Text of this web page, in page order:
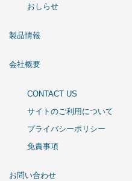
おしらせ
製品情報
会社概要
CONTACT US
サイトのご利用について
プライバシーポリシー
免責事項
お問い合わせ